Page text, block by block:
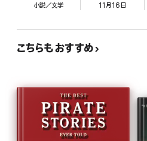
小説／文学 11月16日
こちらもおすすめ